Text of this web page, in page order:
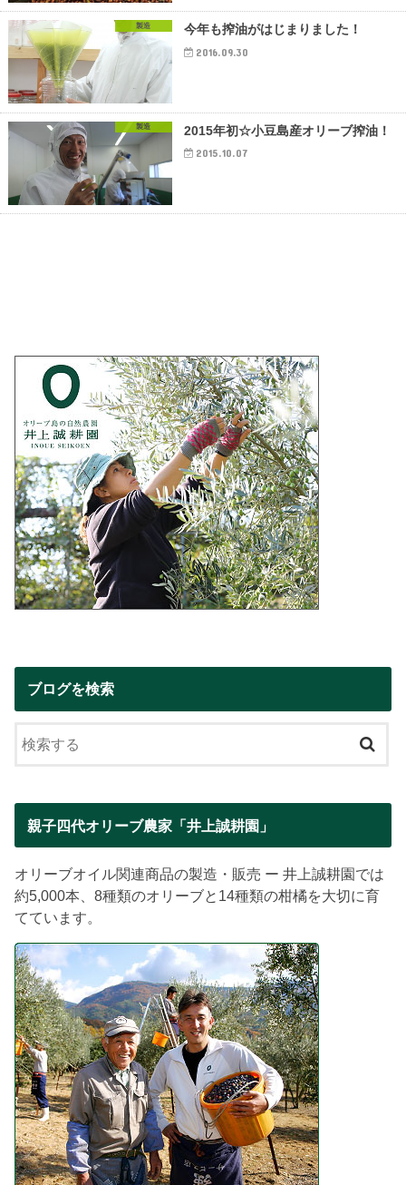
製造 今年も搾油がはじまりました！
2016.09.30
製造 2015年初☆小豆島産オリーブ搾油！
2015.10.07
ブログを検索
親子四代オリーブ農家「井上誠耕園」
オリーブオイル関連商品の製造・販売 ー 井上誠耕園では
約5,000本、8種類のオリーブと14種類の柑橘を大切に育
てています。